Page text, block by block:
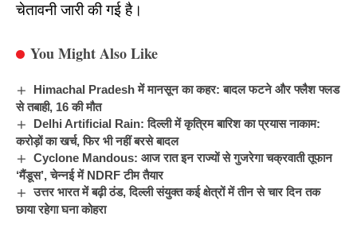
चेतावनी जारी की गई है।
You Might Also Like
Himachal Pradesh में मानसून का कहर: बादल फटने और फ्लैश फ्लड
से तबाही, 16 की मौत
Delhi Artificial Rain: दिल्ली में कृत्रिम बारिश का प्रयास नाकाम:
करोड़ों का खर्च, फिर भी नहीं बरसे बादल
Cyclone Mandous: आज रात इन राज्‍यों से गुजरेगा चक्रवाती तूफान
‘मैंडूस’, चेन्‍नई में NDRF टीम तैयार
उत्तर भारत में बढ़ी ठंड, दिल्ली संयुक्त कई क्षेत्रों में तीन से चार दिन तक
छाया रहेगा घना कोहरा